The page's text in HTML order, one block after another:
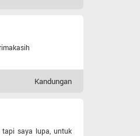
Kandungan
tapi saya lupa, untuk